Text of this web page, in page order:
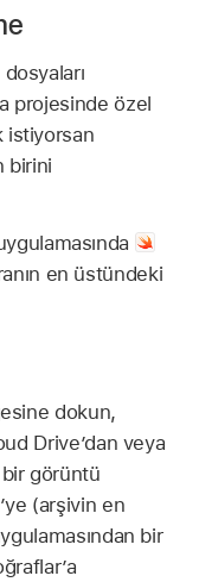
projesinde özel
istiyorsan
birini
en üstündeki
dokun,
Drive’dan veya
bir görüntü
(arşivin en
bir